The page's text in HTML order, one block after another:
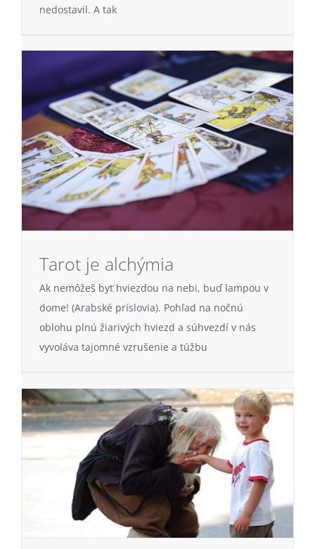
nedostavil. A tak
Tarot je alchýmia
Ak nemôžeš byť hviezdou na nebi, buď lampou v
dome! (Arabské príslovia). Pohľad na nočnú
oblohu plnú žiarivých hviezd a súhvezdí v nás
vyvoláva tajomné vzrušenie a túžbu